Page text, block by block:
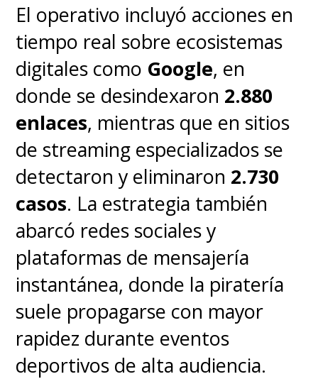
El operativo incluyó acciones en
tiempo real sobre ecosistemas
digitales como Google, en
donde se desindexaron 2.880
enlaces, mientras que en sitios
de streaming especializados se
detectaron y eliminaron 2.730
casos. La estrategia también
abarcó redes sociales y
plataformas de mensajería
instantánea, donde la piratería
suele propagarse con mayor
rapidez durante eventos
deportivos de alta audiencia.